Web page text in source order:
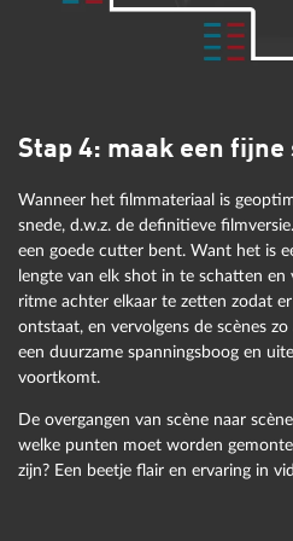
beeldstabilisatie van de
je bewogen opnamen
effects voor creatieve
waarmee je verschillende
kunt filteren. Deze effecten
audiomixer van Video deluxe
geluidsoptimalisaties zoals
stereobewerking. In de
deluxe PLUS beschik je
masteringtools zoals een
automastering of een
geluidskarakteristieken van
overzetten naar je eigen
Stap 4: maak een fijne
Wanneer het filmmateriaal is
snede, d.w.z. de definitieve
een goede cutter bent. Want het is
lengte van elk shot in te schatten en
ritme achter elkaar te zetten zodat
ontstaat, en vervolgens de scènes
een duurzame spanningsboog en
voortkomt.
De overgangen van scène naar
welke punten moet worden
zijn? Een beetje flair en ervaring in